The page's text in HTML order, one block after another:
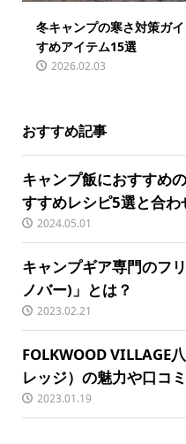
冬キャンプの寒さ対策ガ
すめアイテム15選
2026.02.03
おすすめ記事
キャンプ飯におすすめ
すすめレシピ5選と合わ
2024.05.01
キャンプギア専門のフ
ノバー)」とは？
2023.02.21
FOLKWOOD VILLAGE
レッジ）の魅力や口コ
2023.01.19